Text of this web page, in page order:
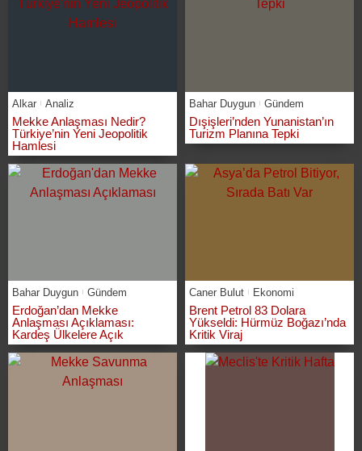
Alkar Analiz
Mekke Anlaşması Nedir?
Türkiye’nin Yeni Jeopolitik
Hamlesi
Bahar Duygun Gündem
Dışişleri’nden Yunanistan’ın
Turizm Planına Tepki
Bahar Duygun Gündem
Erdoğan’dan Mekke
Anlaşması Açıklaması:
Kardeş Ülkelere Açık
Caner Bulut Ekonomi
Brent Petrol 83 Dolara
Yükseldi: Hürmüz Boğazı’nda
Kritik Viraj